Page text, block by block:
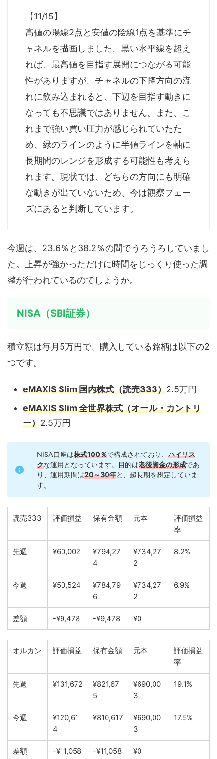
【11/15】
高値の陽線2点と安値の陰線1点を基準にチ
ャネルを描画しました。黒い水平線を超え
れば、最高値を目指す展開につながる可能
性がありますが、チャネルの下降方向の流
れに飲み込まれると、下辺を目指す動きに
なっても不思議ではありません。また、こ
れまで強い買い圧力が感じられていたた
め、緑のラインのように半値ラインを軸に
長期間のレンジを形成する可能性も考えら
れます。現状では、どちらの方向にも明確
な動きが出ていないため、今は観察フェー
ズにあると判断しています。
今週は、23.6％と38.2％の間でうろうろしていまし
た。上昇が強かっただけに時間をじっくり使った調
整が行われているのでしょうか。
NISA（SBI証券）
積立額は毎月5万円で、購入している銘柄は以下の2
つです。
eMAXIS Slim 国内株式（読売333）2.5万円
eMAXIS Slim 全世界株式（オール・カントリ
ー）2.5万円
NISA口座は株式100％で構成されており、ハイリス
クな運用となっています。目的は老後資金の形成であ
り、運用期間は20～30年と、超長期を想定していま
す。
読売333 評価損益 保有金額 元本
評価損益
率
先週 ¥60,002
¥794,27
4
¥734,27
2
8.2%
今週 ¥50,524
¥784,79
6
¥734,27
2
6.9%
差額 -¥9,478 -¥9,478 ¥0
オルカン 評価損益 保有金額 元本
評価損益
率
先週 ¥131,672
¥821,67
5
¥690,00
3
19.1%
今週
¥120,61
4
¥810,617
¥690,00
3
17.5%
差額 -¥11,058 -¥11,058 ¥0